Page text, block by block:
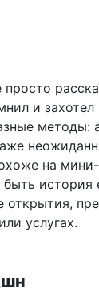
и захотел
методы:
на
история
открытия,
услугах.